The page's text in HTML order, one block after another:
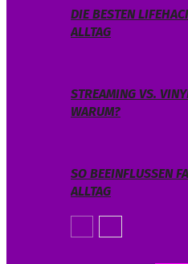
DIE BESTEN
ALLTAG
STREAMING VS.
WARUM?
SO BEEINFLUSSEN
ALLTAG